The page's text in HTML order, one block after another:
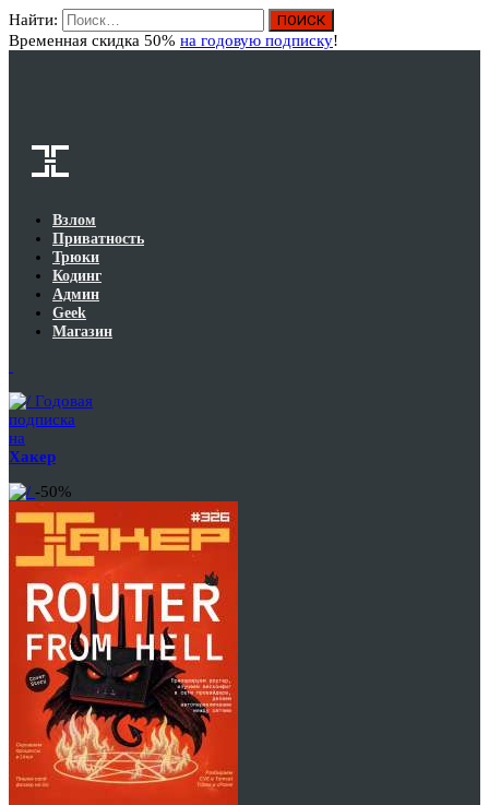
Найти:
Временная скидка 50% на годовую подписку!
Взлом
Приватность
Трюки
Кодинг
Админ
Geek
Магазин
Годовая
подписка
на
Хакер
-50%